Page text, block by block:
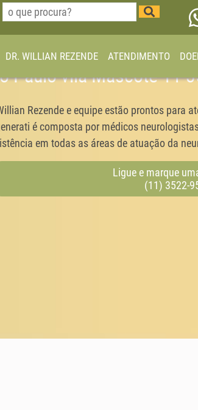
DR. WILLIAN REZENDE ATENDIMENTO
Paulo vila Mascote 11
Rezende e equipe estão prontos para
é composta por médicos
em todas as áreas de atuação da
Ligue e marque
(11) 3522-